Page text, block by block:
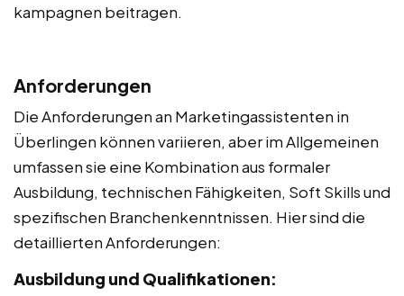
kampagnen beitragen.
Anforderungen
Die Anforderungen an Marketingassistenten in
Überlingen können variieren, aber im Allgemeinen
umfassen sie eine Kombination aus formaler
Ausbildung, technischen Fähigkeiten, Soft Skills und
spezifischen Branchenkenntnissen. Hier sind die
detaillierten Anforderungen:
Ausbildung und Qualifikationen: